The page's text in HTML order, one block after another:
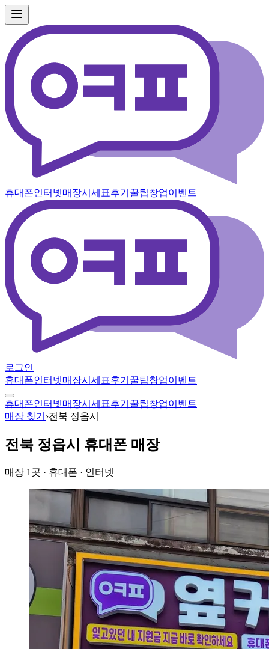
휴대폰인터넷매장시세표후기 꿀팁창업이벤트
로그인
휴대폰인터넷매장시세표후기 꿀팁창업이벤트
휴대폰인터넷매장시세표후기 꿀팁창업이벤트
매장 찾기 ›전북 정읍시
전북 정읍시 휴대폰 매장
매장 1 곳 · 휴대폰 · 인터넷